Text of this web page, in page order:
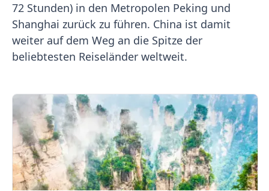
72 Stunden) in den Metropolen Peking und
Shanghai zurück zu führen. China ist damit
weiter auf dem Weg an die Spitze der
beliebtesten Reiseländer weltweit.